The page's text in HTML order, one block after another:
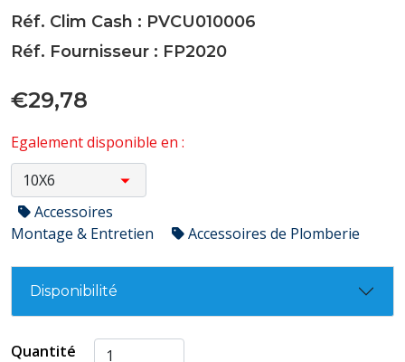
Réf. Clim Cash : PVCU010006
Réf. Fournisseur : FP2020
€29,78
Egalement disponible en :
Accessoires
Montage & Entretien
Accessoires de Plomberie
Disponibilité
Quantité